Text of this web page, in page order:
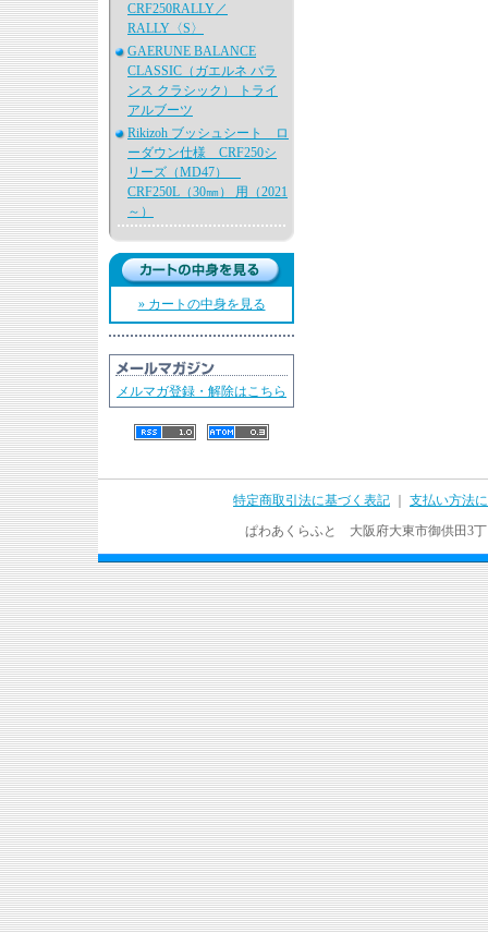
CRF250RALLY／
RALLY〈S〉
GAERUNE BALANCE
CLASSIC（ガエルネ バラ
ンス クラシック） トライ
アルブーツ
Rikizoh ブッシュシート ロ
ーダウン仕様 CRF250シ
リーズ（MD47）
CRF250L（30㎜） 用（2021
～）
» カートの中身を見る
メルマガ登録・解除はこちら
特定商取引法に基づく表記
支払い方法
ぱわあくらふと 大阪府大東市御供田3